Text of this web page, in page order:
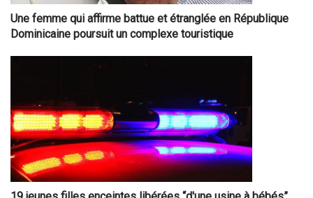
Une femme qui affirme battue et étranglée en République
Dominicaine poursuit un complexe touristique